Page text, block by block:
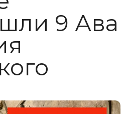
9 Ава